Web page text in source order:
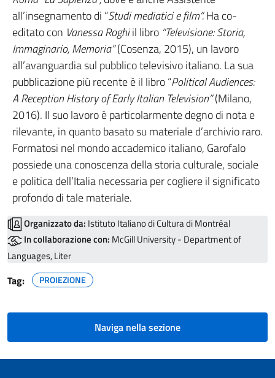
all’insegnamento di “Studi mediatici e film”.Ha co-
editato con Vanessa Roghiil libro “Televisione: Storia,
Immaginario, Memoria”(Cosenza, 2015), un lavoro
all’avanguardia sul pubblico televisivo italiano. La sua
pubblicazione più recente è il libro “Political Audiences:
A Reception History of Early Italian Television”(Milano,
2016). Il suo lavoro è particolarmente degno di nota e
rilevante, in quanto basato su materiale d’archivio raro.
Formatosi nel mondo accademico italiano, Garofalo
possiede una conoscenza della storia culturale, sociale
e politica dell’Italia necessaria per cogliere il significato
profondo di tale materiale.
Organizzato da: Istituto Italiano di Cultura di Montréal
In collaborazione con: McGill University - Department of
Languages, Liter
Tag: PROIEZIONE
Naviga nella sezione